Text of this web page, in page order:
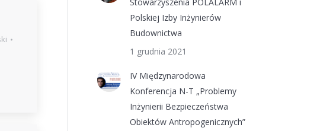
Polskiej Izby Inżynierów
Budownictwa
1 grudnia 2021
IV Międzynarodowa
Konferencja N-T „Problemy
Inżynierii Bezpieczeństwa
Obiektów Antropogenicznych”